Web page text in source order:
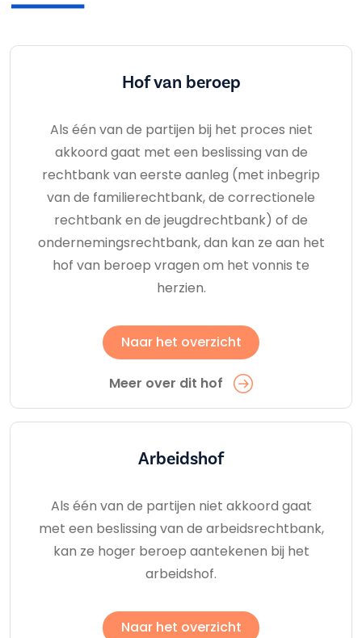
Hof van beroep
Als één van de partijen bij het proces niet
akkoord gaat met een beslissing van de
rechtbank van eerste aanleg (met inbegrip
van de familierechtbank, de correctionele
rechtbank en de jeugdrechtbank) of de
ondernemingsrechtbank, dan kan ze aan het
hof van beroep vragen om het vonnis te
herzien.
Naar het overzicht
Meer over dit hof
Arbeidshof
Als één van de partijen niet akkoord gaat
met een beslissing van de arbeidsrechtbank,
kan ze hoger beroep aantekenen bij het
arbeidshof.
Naar het overzicht